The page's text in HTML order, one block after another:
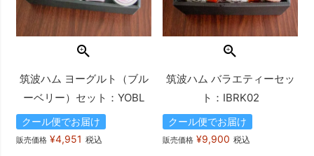
筑波ハム ヨーグルト（ブル
ーベリー）セット：YOBL
クール便でお届け
販売価格 ¥4,951 税込
筑波ハム バラエティーセッ
ト：IBRK02
クール便でお届け
販売価格 ¥9,900 税込